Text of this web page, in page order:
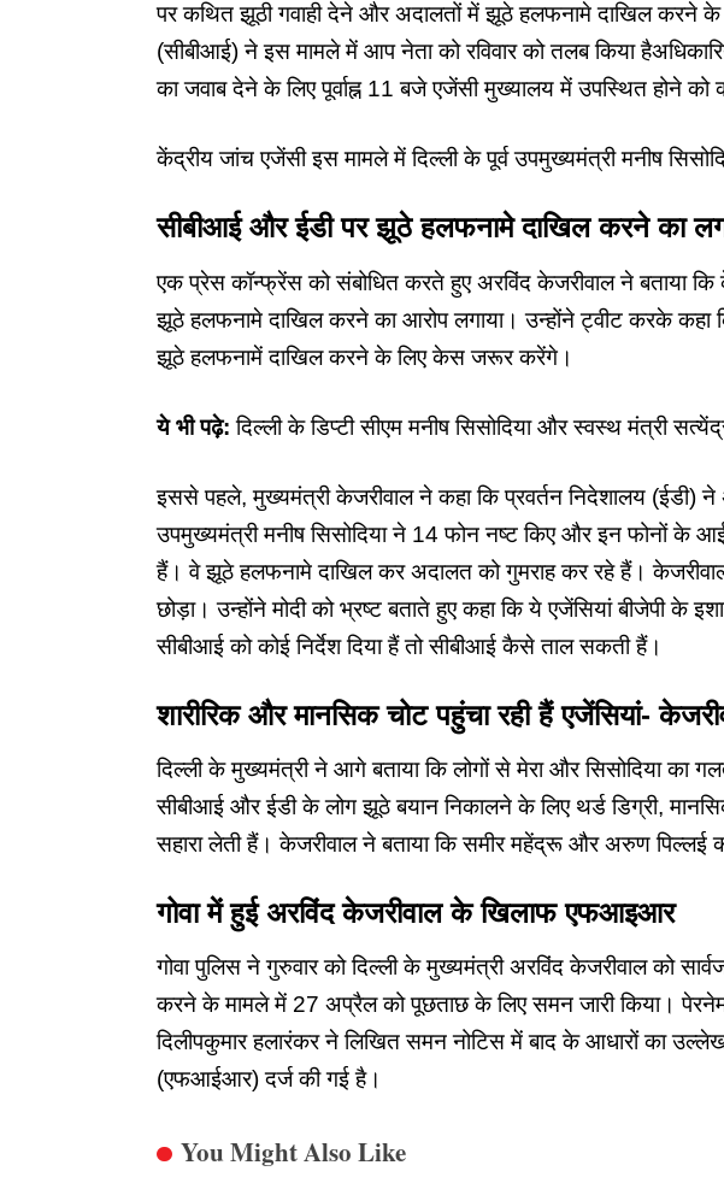
पर कथित झूठी गवाही देने और अदालतों में झूठे हलफनामे दाखिल करने के
(सीबीआई) ने इस मामले में आप नेता को रविवार को तलब किया
का जवाब देने के लिए पूर्वाह्न 11 बजे एजेंसी मुख्यालय में उपस्थित होने को
केंद्रीय जांच एजेंसी इस मामले में दिल्ली के पूर्व उपमुख्यमंत्री मनीष
सीबीआई और ईडी पर झूठे हलफनामे दाखिल करने का
एक प्रेस कॉन्फ्रेंस को संबोधित करते हुए अरविंद केजरीवाल ने बताया कि
झूठे हलफनामे दाखिल करने का आरोप लगाया। उन्होंने ट्वीट करके कहा
झूठे हलफनामें दाखिल करने के लिए केस जरूर करेंगे।
ये भी पढ़े: दिल्ली के डिप्टी सीएम मनीष सिसोदिया और स्वस्थ मंत्री
इससे पहले,मुख्यमंत्री केजरीवालने कहा कि प्रवर्तन निदेशालय (ईडी)
उपमुख्यमंत्री मनीष सिसोदिया ने 14 फोन नष्ट किए और इन फोनों के
हैं। वे झूठे हलफनामे दाखिल कर अदालत को गुमराह कर रहे हैं।
छोड़ा। उन्होंने मोदी को भ्रष्ट बताते हुए कहा कि ये एजेंसियां बीजेपी के
सीबीआई को कोई निर्देश दिया हैं तो सीबीआई कैसे ताल सकती हैं।
शारीरिक और मानसिक चोट पहुंचा रही हैं एजेंसियां-
दिल्ली के मुख्यमंत्री ने आगे बताया कि लोगों से मेरा और सिसोदिया का
सीबीआई और ईडी के लोग झूठे बयान निकालने के लिए थर्ड डिग्री,
सहारा लेती हैं। केजरीवाल ने बताया कि समीर महेंद्रू और अरुण पिल्लई
गोवा में हुई अरविंद केजरीवाल के खिलाफ एफआइआर
गोवा पुलिस ने गुरुवार को दिल्ली के मुख्यमंत्री अरविंद केजरीवाल को
करने के मामले में 27 अप्रैल को पूछताछ के लिए समन जारी किया।
दिलीपकुमार हलारंकर ने लिखित समन नोटिस में बाद के आधारों का
(एफआईआर) दर्ज की गई है।
You Might Also Like